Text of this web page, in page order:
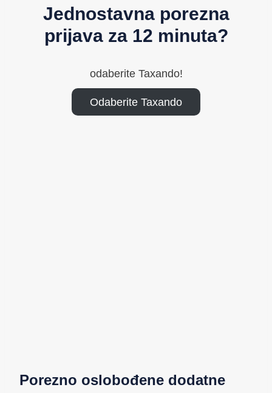
Jednostavna porezna
prijava za 12 minuta?
odaberite Taxando!
Odaberite Taxando
Porezno oslobođene dodatne